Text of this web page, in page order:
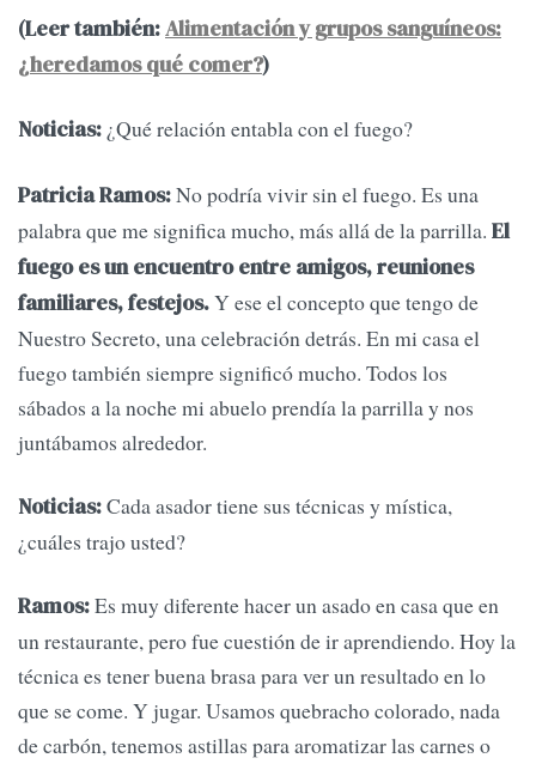
(Leer también:Alimentación y grupos sanguíneos:
¿heredamos qué comer?)
Noticias: ¿Qué relación entabla con el fuego?
Patricia Ramos:No podría vivir sin el fuego. Es una
palabra que me significa mucho, más allá de la parrilla. El
fuego es un encuentro entre amigos, reuniones
familiares, festejos.Y ese el concepto que tengo de
Nuestro Secreto, una celebración detrás. En mi casa el
fuego también siempre significó mucho. Todos los
sábados a la noche mi abuelo prendía la parrilla y nos
juntábamos alrededor.
Noticias:Cada asador tiene sus técnicas y mística,
¿cuáles trajo usted?
Ramos:Es muy diferente hacer un asado en casa que en
un restaurante, pero fue cuestión de ir aprendiendo. Hoy la
técnica es tener buena brasa para ver un resultado en lo
que se come. Y jugar. Usamos quebracho colorado, nada
de carbón, tenemos astillas para aromatizar las carnes o